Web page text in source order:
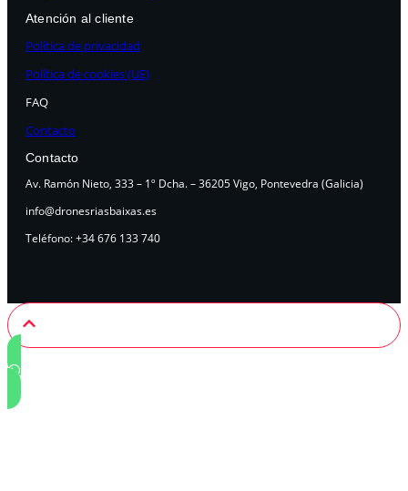
Atención al cliente
Política de privacidad
Política de cookies (UE)
FAQ
Contacto
Contacto
Av. Ramón Nieto, 333 – 1º Dcha. – 36205 Vigo, Pontevedra (Galicia)
info@dronesriasbaixas.es
Teléfono: +34 676 133 740